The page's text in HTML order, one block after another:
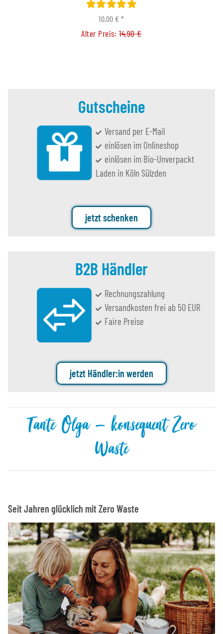
10,00 €*
Alter Preis:14,90 €
Gutscheine
Versand per E-Mail
einlösen im Onlineshop
einlösen im Bio-Unverpackt
Laden in Köln Sülzden
jetzt schenken
B2B Händler
Rechnungszahlung
Versandkosten frei ab 50 EUR
Faire Preise
jetzt Händler:in werden
Tante Olga – konsequent Zero
Waste
Seit Jahren glücklich mit Zero Waste